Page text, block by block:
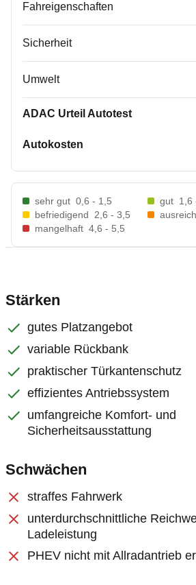
Fahreigenschaften
Sicherheit
Umwelt
ADAC Urteil Autotest
Autokosten
sehr gut 0,6 - 1,5 gut 1,6
befriedigend
2,6 - 3,5
mangelhaft 4,6 - 5,5
Stärken
gutes Platzangebot
variable Rückbank
praktischer Türkantenschutz
effizientes Antriebssystem
umfangreiche Komfort- und
Sicherheitsausstattung
Schwächen
straffes Fahrwerk
unterdurchschnittliche
Ladeleistung
PHEV nicht mit Allradantrieb